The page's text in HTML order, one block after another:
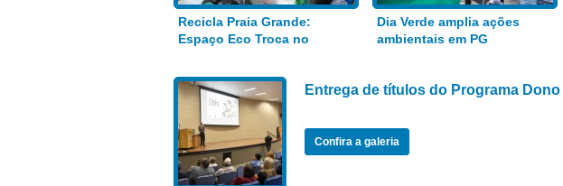
Recicla Praia Grande:
Espaço Eco Troca no
Dia Verde amplia ações
ambientais em PG
Entrega de títulos do Programa
Confira a galeria